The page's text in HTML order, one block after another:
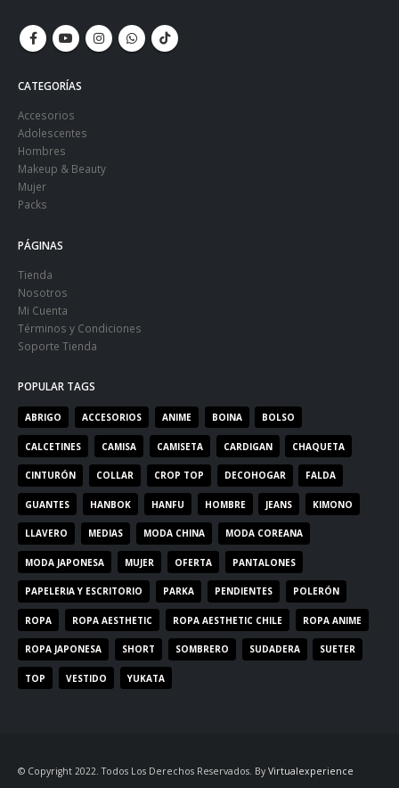
CATEGORÍAS
Accesorios
Adolescentes
Hombres
Makeup & Beauty
Mujer
Packs
PÁGINAS
Tienda
Nosotros
Mi Cuenta
Términos y Condiciones
Soporte Tienda
POPULAR TAGS
ABRIGO ACCESORIOS ANIME BOINA BOLSO
CALCETINES CAMISA CAMISETA CARDIGAN CHAQUETA
CINTURÓN COLLAR CROP TOP DECOHOGAR FALDA
GUANTES HANBOK HANFU HOMBRE JEANS KIMONO
LLAVERO MEDIAS MODA CHINA MODA COREANA
MODA JAPONESA MUJER OFERTA PANTALONES
PAPELERIA Y ESCRITORIO PARKA PENDIENTES POLERÓN
ROPA ROPA AESTHETIC ROPA AESTHETIC CHILE ROPA ANIME
ROPA JAPONESA SHORT SOMBRERO SUDADERA SUETER
TOP VESTIDO YUKATA
© Copyright 2022. Todos Los Derechos Reservados. By Virtualexperience